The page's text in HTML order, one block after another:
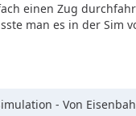
einen Zug
man es in der Sim
- Von